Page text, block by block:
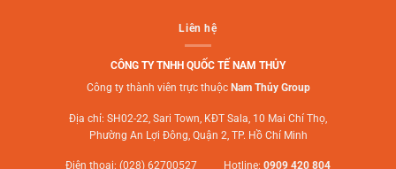
Liên hệ
CÔNG TY TNHH QUỐC TẾ NAM THỦY
Công ty thành viên trực thuộc Nam Thủy Group
Địa chỉ: SH02-22, Sari Town, KĐT Sala, 10 Mai Chí Thọ,
Phường An Lợi Đông, Quận 2, TP. Hồ Chí Minh
Điện thoại: (028) 62700527 Hotline: 0909 420 804